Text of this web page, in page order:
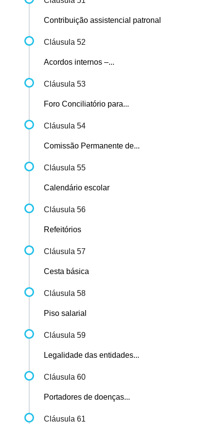
Contribuição assistencial patronal
Cláusula 52
Acordos internos –...
Cláusula 53
Foro Conciliatório para...
Cláusula 54
Comissão Permanente de...
Cláusula 55
Calendário escolar
Cláusula 56
Refeitórios
Cláusula 57
Cesta básica
Cláusula 58
Piso salarial
Cláusula 59
Legalidade das entidades...
Cláusula 60
Portadores de doenças...
Cláusula 61